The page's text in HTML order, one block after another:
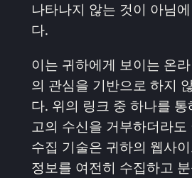
나타나지 않는 것이 아님
다.
이는 귀하에게 보이는 온
의 관심을 기반으로 하지
다. 위의 링크 중 하나를
고의 수신을 거부하더라도
수집 기술은 귀하의 웹사
정보를 여전히 수집하고